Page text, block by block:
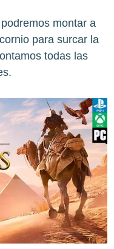
montar a
para surcar la
todas las